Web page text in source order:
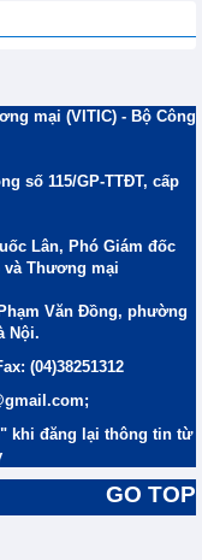
mại (VITIC) - Bộ Công
số 115/GP-TTĐT, cấp
Lân, Phó Giám đốc
và Thương mại
Văn Đồng, phường
Nội.
(04)38251312
khi đăng lại thông tin từ
GO TOP